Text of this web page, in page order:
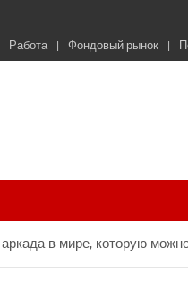
Работа Фондовый рынок
в мире, которую